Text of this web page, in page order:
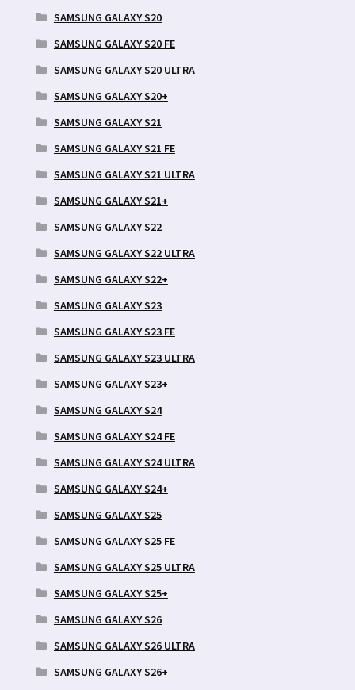
SAMSUNG GALAXY S20
SAMSUNG GALAXY S20 FE
SAMSUNG GALAXY S20 ULTRA
SAMSUNG GALAXY S20+
SAMSUNG GALAXY S21
SAMSUNG GALAXY S21 FE
SAMSUNG GALAXY S21 ULTRA
SAMSUNG GALAXY S21+
SAMSUNG GALAXY S22
SAMSUNG GALAXY S22 ULTRA
SAMSUNG GALAXY S22+
SAMSUNG GALAXY S23
SAMSUNG GALAXY S23 FE
SAMSUNG GALAXY S23 ULTRA
SAMSUNG GALAXY S23+
SAMSUNG GALAXY S24
SAMSUNG GALAXY S24 FE
SAMSUNG GALAXY S24 ULTRA
SAMSUNG GALAXY S24+
SAMSUNG GALAXY S25
SAMSUNG GALAXY S25 FE
SAMSUNG GALAXY S25 ULTRA
SAMSUNG GALAXY S25+
SAMSUNG GALAXY S26
SAMSUNG GALAXY S26 ULTRA
SAMSUNG GALAXY S26+